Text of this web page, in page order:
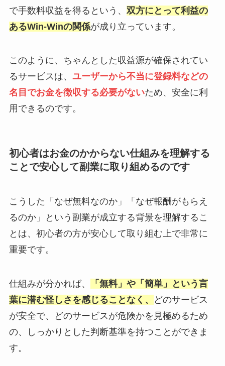
で手数料収益を得るという、 双方にとって利益の
あるWin-Winの関係が成り立っています。
このように、ちゃんとした収益源が確保されてい
るサービスは、 ユーザーから不当に登録料などの
名目でお金を徴収する必要がないため、安全に利
用できるのです。
初心者はお金のかからない仕組みを理解する
ことで安心して副業に取り組めるのです
こうした「なぜ無料なのか」「なぜ報酬がもらえ
るのか」という副業が成立する背景を理解するこ
とは、初心者の方が安心して取り組む上で非常に
重要です。
仕組みが分かれば、
「無料」や「簡単」という言
葉に潜む怪しさを感じることなく、
どのサービス
が安全で、どのサービスが危険かを見極めるため
の、しっかりとした判断基準を持つことができま
す。